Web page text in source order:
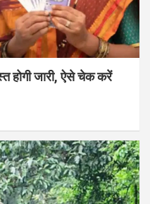
होगी जारी, ऐसे चेक करें